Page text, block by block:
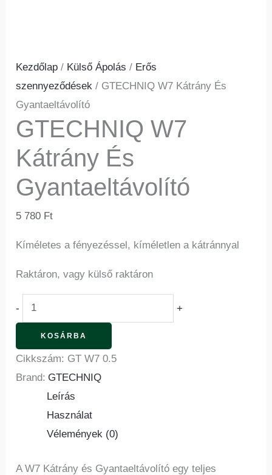
Kezdőlap / Külső Ápolás / Erős
szennyeződések / GTECHNIQ W7 Kátrány És
Gyantaeltávolító
GTECHNIQ W7
Kátrány És
Gyantaeltávolító
5 780 Ft
Kíméletes a fényezéssel, kíméletlen a kátránnyal
Raktáron, vagy külső raktáron
- +
KOSÁRBA
Cikkszám: GT W7 0.5
Brand: GTECHNIQ
Leírás
Használat
Vélemények (0)
A W7 Kátrány és Gyantaeltávolító egy teljes